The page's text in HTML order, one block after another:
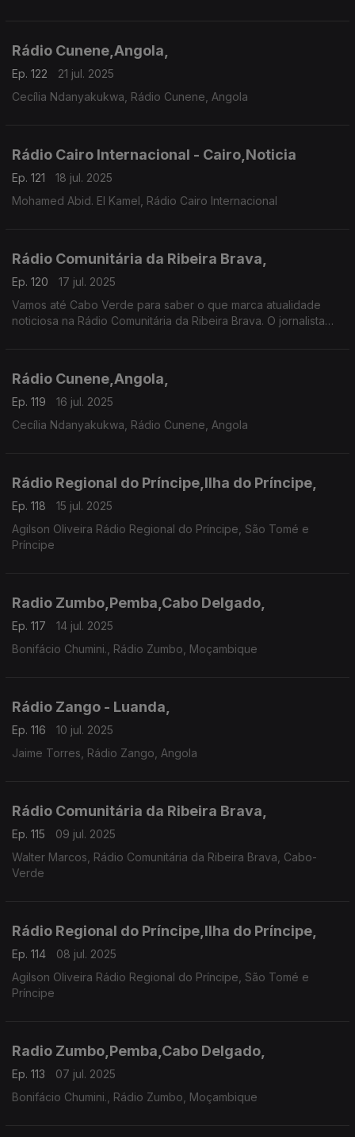
Rádio Cunene,Angola,
Ep. 122
21 jul. 2025
Cecília Ndanyakukwa, Rádio Cunene, Angola
Rádio Cairo Internacional - Cairo,Noticia
Ep. 121
18 jul. 2025
Mohamed Abid. El Kamel, Rádio Cairo Internacional
Rádio Comunitária da Ribeira Brava,
Ep. 120
17 jul. 2025
Vamos até Cabo Verde para saber o que marca atualidade
noticiosa na Rádio Comunitária da Ribeira Brava. O jornalista
Rádio Cunene,Angola,
Ep. 119
16 jul. 2025
Cecília Ndanyakukwa, Rádio Cunene, Angola
Rádio Regional do Príncipe,Ilha do Príncipe,
Ep. 118
15 jul. 2025
Agilson Oliveira Rádio Regional do Príncipe, São Tomé e
Príncipe
Radio Zumbo,Pemba,Cabo Delgado,
Ep. 117
14 jul. 2025
Bonifácio Chumini., Rádio Zumbo, Moçambique
Rádio Zango - Luanda,
Ep. 116
10 jul. 2025
Jaime Torres, Rádio Zango, Angola
Rádio Comunitária da Ribeira Brava,
Ep. 115
09 jul. 2025
Walter Marcos, Rádio Comunitária da Ribeira Brava, Cabo-
Verde
Rádio Regional do Príncipe,Ilha do Príncipe,
Ep. 114
08 jul. 2025
Agilson Oliveira Rádio Regional do Príncipe, São Tomé e
Príncipe
Radio Zumbo,Pemba,Cabo Delgado,
Ep. 113
07 jul. 2025
Bonifácio Chumini., Rádio Zumbo, Moçambique